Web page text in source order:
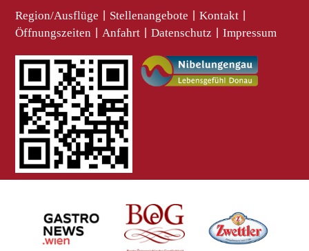
Region/Ausflüge Stellenangebote Kontakt
Öffnungszeiten Anfahrt Datenschutz Impressum